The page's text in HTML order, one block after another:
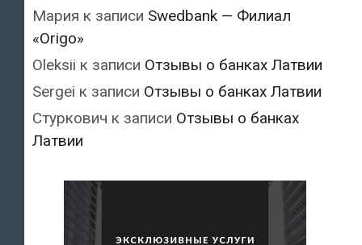
Мария к записи Swedbank — Филиал
«Origo»
Oleksii к записи Отзывы о банках Латвии
Sergei к записи Отзывы о банках Латвии
Стуркович к записи Отзывы о банках
Латвии